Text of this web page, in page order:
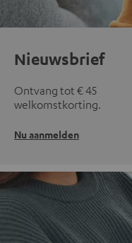
Nieuwsbrief
Ontvang tot € 45
welkomstkorting.
Nu aanmelden